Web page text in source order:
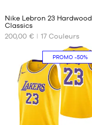
NOS
TAILLES
40
40.5
41
42
42.5
43
Nike Lebron 23 Hardwood
Classics
200,00 €
17Couleurs
PROMO-50%